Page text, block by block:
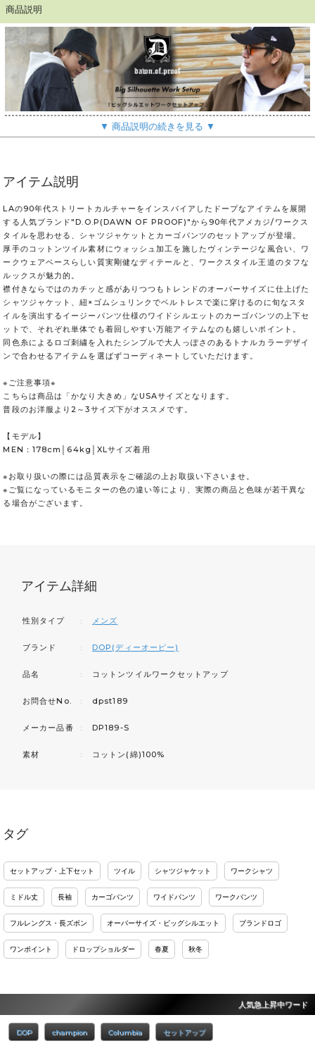
商品説明
▼ 商品説明の続きを見る ▼
アイテム説明
LAの90年代ストリートカルチャーをインスパイアしたドープなアイテムを展開
する人気ブランド"D.O.P(DAWN OF PROOF)"から90年代アメカジ/ワークス
タイルを思わせる、シャツジャケットとカーゴパンツのセットアップが登場。
厚手のコットンツイル素材にウォッシュ加工を施したヴィンテージな風合い、ワ
ークウェアベースらしい質実剛健なディテールと、ワークスタイル王道のタフな
ルックスが魅力的。
襟付きならではのカチッと感がありつつもトレンドのオーバーサイズに仕上げた
シャツジャケット、紐×ゴムシュリンクでベルトレスで楽に穿けるのに旬なスタ
イルを演出するイージーパンツ仕様のワイドシルエットのカーゴパンツの上下セ
ットで、それぞれ単体でも着回しやすい万能アイテムなのも嬉しいポイント。
同色糸によるロゴ刺繍を入れたシンプルで大人っぽさのあるトナルカラーデザイ
ンで合わせるアイテムを選ばずコーディネートしていただけます。
※ご注意事項※
こちらは商品は「かなり大きめ」なUSAサイズとなります。
普段のお洋服より2～3サイズ下がオススメです。
【モデル】
MEN：178cm│64kg│XLサイズ着用
※お取り扱いの際には品質表示をご確認の上お取扱い下さいませ。
※ご覧になっているモニターの色の違い等により、実際の商品と色味が若干異な
る場合がございます。
アイテム詳細
性別タイプ ： メンズ
ブランド ： DOP(ディーオーピー)
品名 ： コットンツイルワークセットアップ
お問合せNo. ： dpst189
メーカー品番 ： DP189-S
素材 ： コットン(綿)100%
タグ
セットアップ・上下セット ツイル シャツジャケット ワークシャツ
ミドル丈 長袖 カーゴパンツ ワイドパンツ ワークパンツ
フルレングス・長ズボン オーバーサイズ・ビッグシルエット ブランドロゴ
ワンポイント ドロップショルダー 春夏 秋冬
人気急上昇中ワード
DOP champion Columbia セットアップ